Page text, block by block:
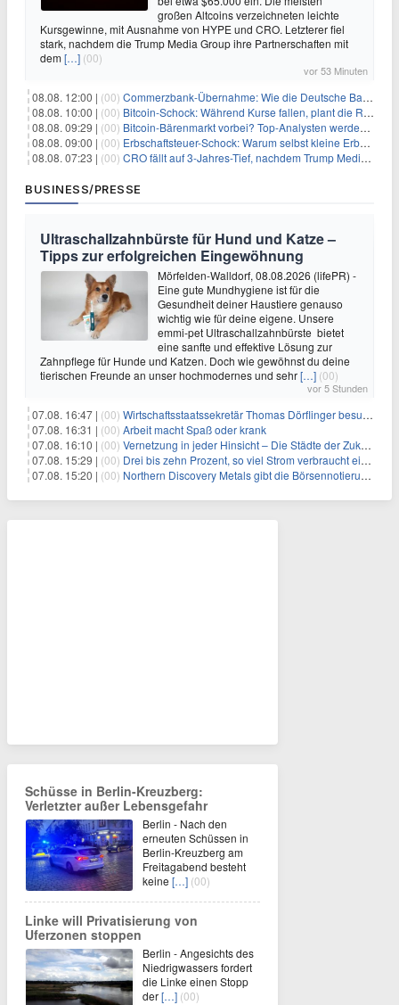
großen Altcoins verzeichneten leichte
Kursgewinne, mit Ausnahme von HYPE und CRO. Letzterer fiel
stark, nachdem die Trump Media Group ihre Partnerschaften mit
dem[…] (00)
vor 53 Minuten
08.08. 12:00 | (00) Commerzbank-Übernahme: Wie die Deutsche Bank im Schatten zum großen Gewinner wird
08.08. 10:00 | (00) Bitcoin-Schock: Während Kurse fallen, plant die Regierung die Steuer-Bombe
08.08. 09:29 | (00) Bitcoin-Bärenmarkt vorbei? Top-Analysten werden optimistisch, aber die Geschichte sagt etwas anderes
08.08. 09:00 | (00) Erbschaftsteuer-Schock: Warum selbst kleine Erbschaften den Fiskus Millionen kosten
08.08. 07:23 | (00) CRO fällt auf 3-Jahres-Tief, nachdem Trump Media zwei große Crypto.com-Deals storniert
BUSINESS/PRESSE
Ultraschallzahnbürste für Hund und Katze –
Tipps zur erfolgreichen Eingewöhnung
Mörfelden-Walldorf, 08.08.2026 (lifePR) -
Eine gute Mundhygiene ist für die
Gesundheit deiner Haustiere genauso
wichtig wie für deine eigene. Unsere
emmi-pet Ultraschallzahnbürste bietet
eine sanfte und effektive Lösung zur
Zahnpflege für Hunde und Katzen. Doch wie gewöhnst du deine
tierischen Freunde an unser hochmodernes und sehr[…] (00)
vor 5 Stunden
07.08. 16:47 | (00) Wirtschaftsstaatssekretär Thomas Dörflinger besucht Handwerksbetrieb im Kammerbezirk Freiburg
07.08. 16:31 | (00) Arbeit macht Spaß oder krank
07.08. 16:10 | (00) Vernetzung in jeder Hinsicht – Die Städte der Zukunft sind grün-blau
07.08. 15:29 | (00) Drei bis zehn Prozent, so viel Strom verbraucht ein Aufzug im Gebäude
07.08. 15:20 | (00) Northern Discovery Metals gibt die Börsennotierung an der Frankfurter Wertpapierbörse bekannt
Schüsse in Berlin-Kreuzberg:
Verletzter außer Lebensgefahr
Berlin - Nach den
erneuten Schüssen in
Berlin-Kreuzberg am
Freitagabend besteht
keine […] (00)
Linke will Privatisierung von
Uferzonen stoppen
Berlin - Angesichts des
Niedrigwassers fordert
die Linke einen Stopp
der[…] (00)